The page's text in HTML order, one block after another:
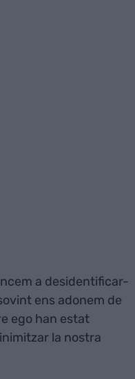
a desidentificar-
ens adonem de
ego han estat
la nostra